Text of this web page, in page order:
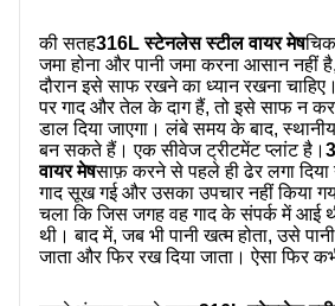
की सतह316L स्टेनलेस स्टील वायर मेष
जमा होना और पानी जमा करना आसान नहीं
दौरान इसे साफ रखने का ध्यान रखना
पर गाद और तेल के दाग हैं, तो इसे साफ न
डाल दिया जाएगा। लंबे समय के बाद,
बन सकते हैं। एक सीवेज ट्रीटमेंट प्लांट है।
वायर मेषसाफ़ करने से पहले ही ढेर लगा
गाद सूख गई और उसका उपचार नहीं किया
चला कि जिस जगह वह गाद के संपर्क में आई
थी। बाद में, जब भी पानी खत्म होता, उसे
जाता और फिर रख दिया जाता। ऐसा फिर